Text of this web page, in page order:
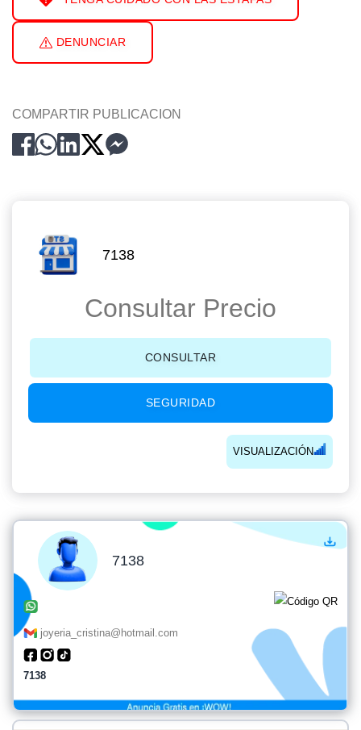
DENUNCIAR
COMPARTIR PUBLICACION
7138
Consultar Precio
CONSULTAR
SEGURIDAD
VISUALIZACIÓN
7138
joyeria_cristina@hotmail.com
7138